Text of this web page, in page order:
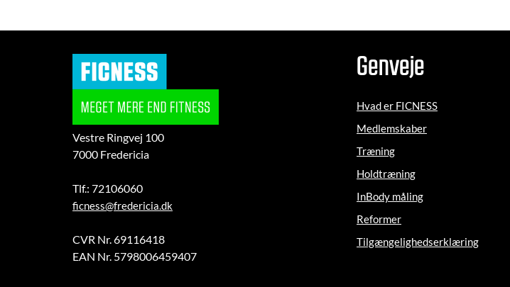
Vestre Ringvej 100
7000 Fredericia
Tlf.: 72106060
ficness@fredericia.dk
CVR Nr. 69116418
EAN Nr. 5798006459407
Genveje
Hvad er FICNESS
Medlemskaber
Træning
Holdtræning
InBody måling
Reformer
Tilgængelighedserklæring